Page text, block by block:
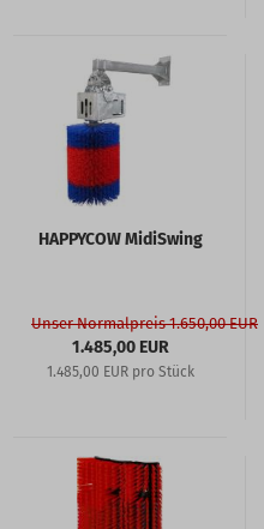
HAPPYCOW MidiSwing
Unser Normalpreis 1.650,00 EUR
1.485,00 EUR
1.485,00 EUR pro Stück